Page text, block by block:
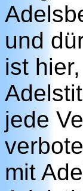
und
ist
jede
mit